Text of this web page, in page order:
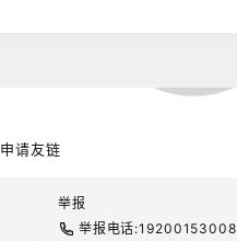
申请友链
举报
举报电话:19200153008